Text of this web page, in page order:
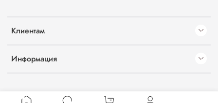
Клиентам
Информация